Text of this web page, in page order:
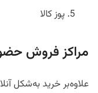
پوز کالا
مراکز فروش
علاوه‌بر خرید به‌‌شکل